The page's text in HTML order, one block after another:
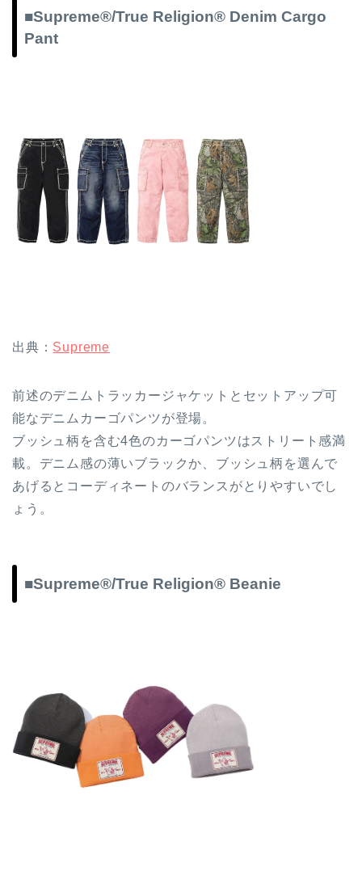
■Supreme®/True Religion® Denim Cargo
Pant
出典： Supreme
前述のデニムトラッカージャケットとセットアップ可
能なデニムカーゴパンツが登場。
ブッシュ柄を含む4色のカーゴパンツはストリート感満
載。デニム感の薄いブラックか、ブッシュ柄を選んで
あげるとコーディネートのバランスがとりやすいでし
ょう。
■Supreme®/True Religion® Beanie